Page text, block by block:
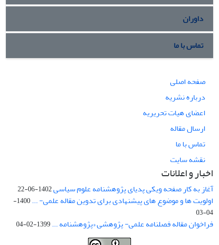
داوران
تماس با ما
صفحه اصلی
درباره نشریه
اعضای هیات تحریریه
ارسال مقاله
تماس با ما
نقشه سایت
اخبار و اعلانات
آغاز به کار صفحه ویکی پدیای پژوهشنامه علوم سیاسی1402-06-22
اولویت ها و موضوع های پیشنهادی برای تدوین مقاله علمی- ...
1400-
04-03
فراخوان مقاله فصلنامه علمی- پژوهشی «پژوهشنامه ...1399-02-04